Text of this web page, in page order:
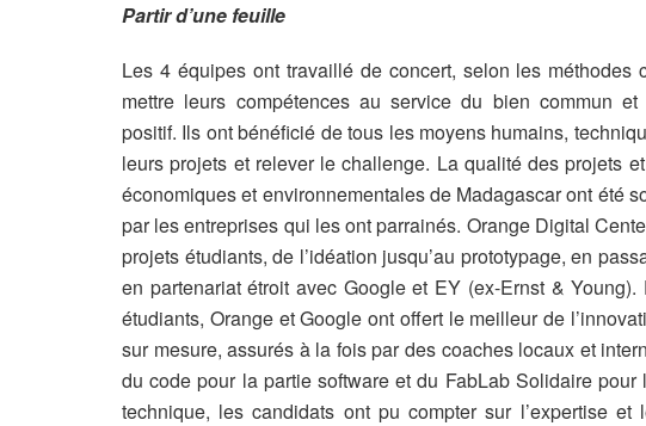
Partir d’une feuille
Les 4 équipes ont travaillé de concert, selon les
mettre leurs compétences au service du bien commun
positif. Ils ont bénéficié de tous les moyens humains,
leurs projets et relever le challenge. La qualité des projets
économiques et environnementales de Madagascar ont été
par les entreprises qui les ont parrainés. Orange Digital
projets étudiants, de l’idéation jusqu’au prototypage, en
en partenariat étroit avec Google et EY (ex-Ernst &
étudiants, Orange et Google ont offert le meilleur de
sur mesure, assurés à la fois par des coaches locaux et
du code pour la partie software et du FabLab Solidaire pour
technique, les candidats ont pu compter sur l’expertise